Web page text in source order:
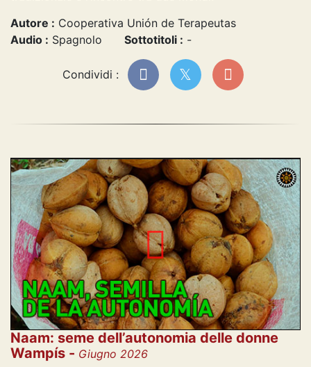
Autore : Cooperativa Unión de Terapeutas
Audio : Spagnolo Sottotitoli : -
Condividi :
Naam: seme dell’autonomia delle donne
Wampís - Giugno 2026